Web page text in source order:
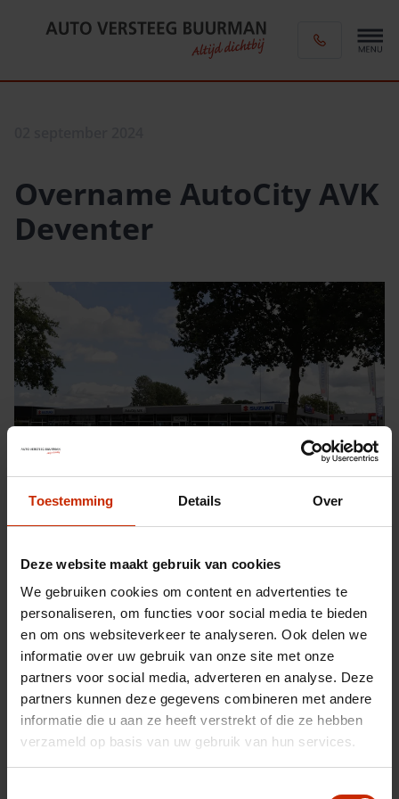
Toestemming Details Over
Deze website maakt gebruik van cookies
We gebruiken cookies om content en advertenties te
personaliseren, om functies voor social media te bieden
en om ons websiteverkeer te analyseren. Ook delen we
informatie over uw gebruik van onze site met onze
partners voor social media, adverteren en analyse. Deze
partners kunnen deze gegevens combineren met andere
informatie die u aan ze heeft verstrekt of die ze hebben
verzameld op basis van uw gebruik van hun services.
Overname AutoCity AVK
Deventer
Deventer, per 01-09-2024 neemt Auto Versteeg
over.
Tijdens de gesprekken bleek al snel dat beide bedrijven
erg op elkaar lijken qua trouwe klantenkring en
persoonlijke benadering.
AutoCity AVK is de afgelopen 26 jaar een betrokken
Suzuki dealer geweest. Dit wordt door Auto Versteeg
Buurman nu voortgezet zonder grote wijzigingen door
te voeren. Zo blijven alle medewerkers in dienst.